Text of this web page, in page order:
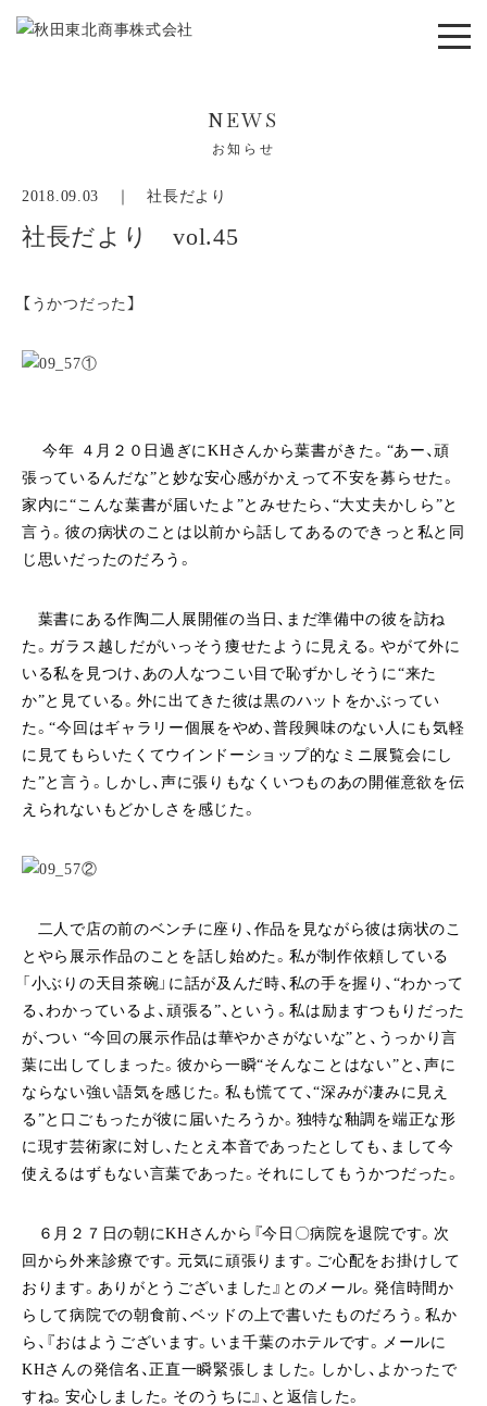
NEWS
お知らせ
2018.09.03 ｜社長だより
社長だより vol.45
【うかつだった】
今年 ４月２０日過ぎにKHさんから葉書がきた。“あー、頑
張っているんだな”と妙な安心感がかえって不安を募らせた。
家内に“こんな葉書が届いたよ”とみせたら、“大丈夫かしら”と
言う。彼の病状のことは以前から話してあるのできっと私と同
じ思いだったのだろう。
葉書にある作陶二人展開催の当日、まだ準備中の彼を訪ね
た。ガラス越しだがいっそう痩せたように見える。やがて外に
いる私を見つけ、あの人なつこい目で恥ずかしそうに“来た
か”と見ている。外に出てきた彼は黒のハットをかぶってい
た。“今回はギャラリー個展をやめ、普段興味のない人にも気軽
に見てもらいたくてウインドーショップ的なミニ展覧会にし
た”と言う。しかし、声に張りもなくいつものあの開催意欲を伝
えられないもどかしさを感じた。
二人で店の前のベンチに座り、作品を見ながら彼は病状のこ
とやら展示作品のことを話し始めた。私が制作依頼している
「小ぶりの天目茶碗」に話が及んだ時、私の手を握り、“わかって
る、わかっているよ、頑張る”、という。私は励ますつもりだった
が、つい “今回の展示作品は華やかさがないな”と、うっかり言
葉に出してしまった。彼から一瞬“そんなことはない”と、声に
ならない強い語気を感じた。私も慌てて、“深みが凄みに見え
る”と口ごもったが彼に届いたろうか。独特な釉調を端正な形
に現す芸術家に対し、たとえ本音であったとしても、 まして今
使えるはずもない言葉であった。それにしてもうかつだった。
６月２７日の朝にKHさんから『今日〇病院を退院です。次
回から外来診療です。元気に頑張ります。ご心配をお掛けして
おります。ありがとうございました』とのメール。発信時間か
らして病院での朝食前、ベッドの上で書いたものだろう。私か
ら、『おはようございます。いま千葉のホテルです。メールに
KHさんの発信名、正直一瞬緊張しました。しかし、よかったで
すね。安心しました。そのうちに』、と返信した。